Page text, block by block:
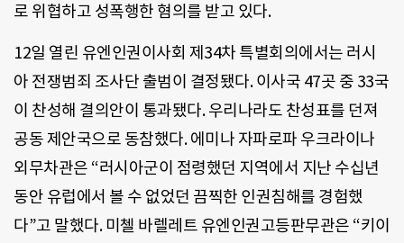
로 위협하고 성폭행한 혐의를 받고 있다.
12일 열린 유엔인권이사회 제34차 특별회의에서는 러시
아 전쟁범죄 조사단 출범이 결정됐다. 이사국 47곳 중 33국
이 찬성해 결의안이 통과됐다. 우리나라도 찬성표를 던져
공동 제안국으로 동참했다. 에미나 자파로파 우크라이나
외무차관은 “러시아군이 점령했던 지역에서 지난 수십년
동안 유럽에서 볼 수 없었던 끔찍한 인권침해를 경험했
다”고 말했다. 미첼 바렐레트 유엔인권고등판무관은 “키이